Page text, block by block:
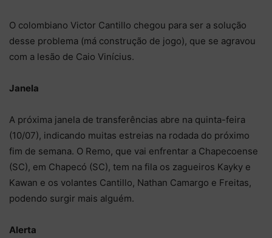
O colombiano Victor Cantillo chegou para ser a solução
desse problema (má construção de jogo), que se agravou
com a lesão de Caio Vinícius.
Janela
A próxima janela de transferências abre na quinta-feira
(10/07), indicando muitas estreias na rodada do próximo
fim de semana. O Remo, que vai enfrentar a Chapecoense
(SC), em Chapecó (SC), tem na fila os zagueiros Kayky e
Kawan e os volantes Cantillo, Nathan Camargo e Freitas,
podendo surgir mais alguém.
Alerta